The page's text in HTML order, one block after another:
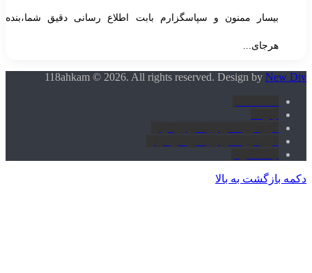
بیسار ممنون و سپاسگزارم بابت اطلاع رسانی دقیق شما،بنده
هرجای...
118ahkam © 2026. All rights reserved. Design byNew
بازگشت به بالا